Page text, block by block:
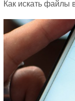
Как искать файлы